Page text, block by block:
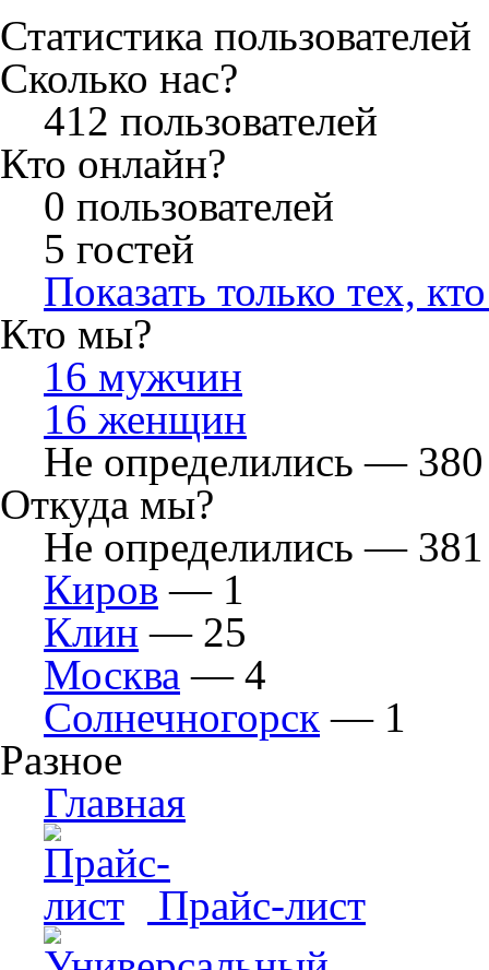
Статистика пользователей
Сколько нас?
412 пользователей
Кто онлайн?
0 пользователей
5 гостей
Показать только тех,
Кто мы?
16 мужчин
16 женщин
Не определились — 380
Откуда мы?
Не определились — 381
Киров — 1
Клин — 25
Москва — 4
Солнечногорск — 1
Разное
Главная
Прайс-лист